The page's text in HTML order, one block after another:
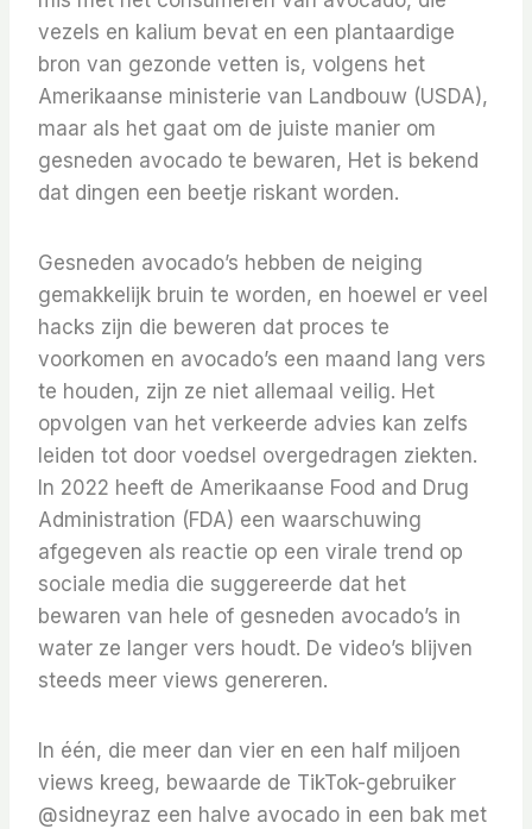
vezels en kalium bevat en een plantaardige
bron van gezonde vetten is, volgens het
Amerikaanse ministerie van Landbouw (USDA),
maar als het gaat om de juiste manier om
gesneden avocado te bewaren, Het is bekend
dat dingen een beetje riskant worden.
Gesneden avocado’s hebben de neiging
gemakkelijk bruin te worden, en hoewel er veel
hacks zijn die beweren dat proces te
voorkomen en avocado’s een maand lang vers
te houden, zijn ze niet allemaal veilig. Het
opvolgen van het verkeerde advies kan zelfs
leiden tot door voedsel overgedragen ziekten.
In 2022 heeft de Amerikaanse Food and Drug
Administration (FDA) een waarschuwing
afgegeven als reactie op een virale trend op
sociale media die suggereerde dat het
bewaren van hele of gesneden avocado’s in
water ze langer vers houdt. De video’s blijven
steeds meer views genereren.
In één, die meer dan vier en een half miljoen
views kreeg, bewaarde de TikTok-gebruiker
@sidneyraz een halve avocado in een bak met